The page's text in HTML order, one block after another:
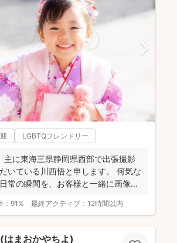
LGBTQフレンドリー
主に東海三県静岡県西部で出張撮影
いている川西悟と申します。 何気な
常の瞬間を、お客様と一緒に画像と
91% 最終アクティブ： 12時間以内
まおかやちよ)